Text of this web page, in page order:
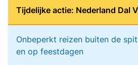
Tijdelijke actie: Nederland Dal
Onbeperkt reizen buiten de
en op feestdagen